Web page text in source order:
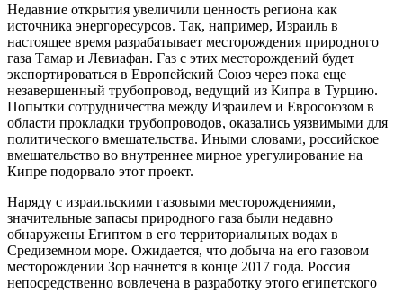
Недавние открытия увеличили ценность региона как
источника энергоресурсов. Так, например, Израиль в
настоящее время разрабатывает месторождения природного
газа Тамар и Левиафан. Газ с этих месторождений будет
экспортироваться в Европейский Союз через пока еще
незавершенный трубопровод, ведущий из Кипра в Турцию.
Попытки сотрудничества между Израилем и Евросоюзом в
области прокладки трубопроводов, оказались уязвимыми для
политического вмешательства. Иными словами, российское
вмешательство во внутреннее мирное урегулирование на
Кипре подорвало этот проект.
Наряду с израильскими газовыми месторождениями,
значительные запасы природного газа были недавно
обнаружены Египтом в его территориальных водах в
Средиземном море. Ожидается, что добыча на его газовом
месторождении Зор начнется в конце 2017 года. Россия
непосредственно вовлечена в разработку этого египетского